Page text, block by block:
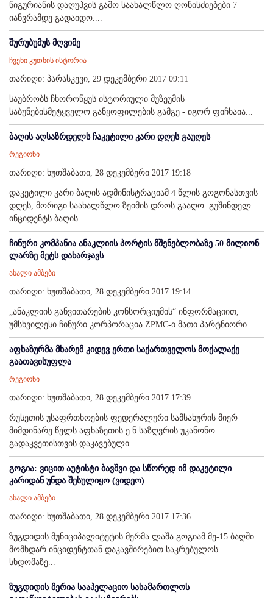
ნიგურიანის დაღუპვის გამო საახალწლო ღონისძიებები 7
იანვრამდე გადაიდო....
შურუბუმუს მღვიმე
ჩვენი კუთხის ისტორია
თარიღი: პარასკევი, 29 დეკემბერი 2017 09:11
საუბრობს ჩხოროწყუს ისტორიული მუზეუმის
საბუნებისმეტყველო განყოფილების გამგე - იგორ ფიჩხაია...
ბაღის აღსაზრდელს ჩაკეტილი კარი დღეს გაუღეს
რეგიონი
თარიღი: ხუთშაბათი, 28 დეკემბერი 2017 19:18
დაკეტილი კარი ბაღის ადმინისტრაციამ 4 წლის გოგონასთვის
დღეს, მორიგი საახალწლო ზეიმის დროს გააღო. გუშინდელ
ინციდენტს ბაღის...
ჩინური კომპანია ანაკლიის პორტის მშენებლობაზე 50 მილიონ
ლარზე მეტს დახარჯავს
ახალი ამბები
თარიღი: ხუთშაბათი, 28 დეკემბერი 2017 19:14
„ანაკლიის განვითარების კონსორციუმის“ ინფორმაციით,
უმსხვილესი ჩინური კორპორაცია ZPMC-ი მათი პარტნიორი...
აფხაზურმა მხარემ კიდევ ერთი საქართველოს მოქალაქე
გაათავისუფლა
რეგიონი
თარიღი: ხუთშაბათი, 28 დეკემბერი 2017 17:39
რუსეთის უსაფრთხოების ფედერალური სამსახურის მიერ
მიმდინარე წელს აფხაზეთის ე.წ საზღვრის უკანონო
გადაკვეთისთვის დაკავებული...
გოგია: ვიცით აუტისტი ბავშვი და სწორედ იმ დაკეტილი
კარიდან უნდა შესულიყო (ვიდეო)
ახალი ამბები
თარიღი: ხუთშაბათი, 28 დეკემბერი 2017 17:36
ზუგდიდის მუნიციპალიტეტის მერმა ლაშა გოგიამ მე-15 ბაღში
მომხდარ ინციდენტთან დაკავშირებით საკრებულოს
სხდომაზე...
ზუგდიდის მერია სააპელაციო სასამართლოს